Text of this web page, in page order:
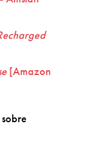
[Amazon